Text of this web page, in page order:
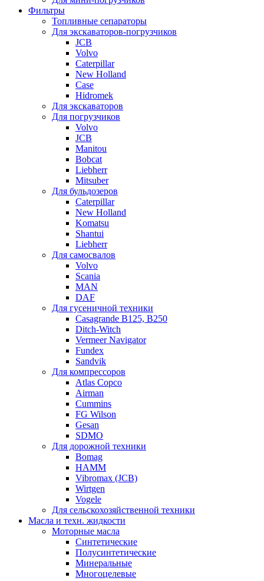
Фильтры
Топливные сепараторы
Для экскаваторов-погрузчиков
JCB
Volvo
Caterpillar
New Holland
Case
Hidromek
Для экскаваторов
Для погрузчиков
Volvo
JCB
Manitou
Bobcat
Liebherr
Mitsuber
Для бульдозеров
Caterpillar
New Holland
Komatsu
Shantui
Liebherr
Для самосвалов
Volvo
Scania
MAN
DAF
Для гусеничной техники
Casagrande B125, B250
Ditch-Witch
Vermeer Navigator
Fundex
Sandvik
Для компрессоров
Atlas Copco
Airman
Cummins
FG Wilson
Gesan
SDMO
Для дорожной техники
Bomag
HAMM
Vibromax (JCB)
Wirtgen
Vogele
Для сельскохозяйственной техники
Масла и техн. жидкости
Моторные масла
Синтетические
Полусинтетические
Минеральные
Многоцелевые